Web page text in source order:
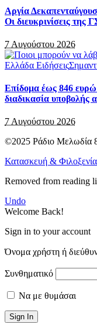
Αργία
Οι διευκρινίσεις της
7 Αυγούστου 2026
Ελλάδα Ειδήσεις
Επίδομα έως 846 ευρώ:
διαδικασία υποβολής
7 Αυγούστου 2026
©2025 Ράδιο Μελωδία
Κατασκευή &
Removed from reading
Undo
Welcome Back!
Sign in to your account
Όνομα χρήστη ή
Συνθηματικό
Να με θυμάσαι